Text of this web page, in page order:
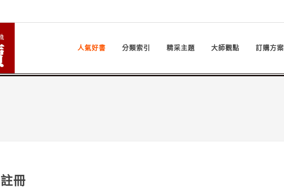
人氣好書 分類索引 精采主題 大師觀點 訂購方案
註冊